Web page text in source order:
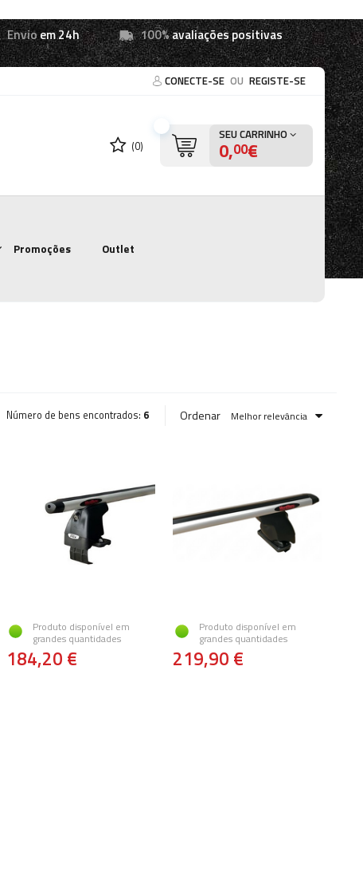
Envioem 24h 100%avaliações positivas
CONECTE-SE OU REGISTE-SE
(0)
SEU CARRINHO
0,00€
Promoções Outlet
Número de bens encontrados: 6 Ordenar Melhor relevância
Produto disponível em
grandes quantidades
184,20 €
Produto disponível em
grandes quantidades
219,90 €